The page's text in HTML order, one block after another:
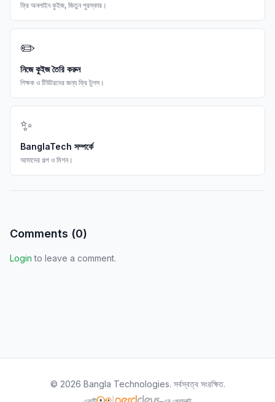
ফ্রি অনলাইন কুইজ, জিতুন পুরস্কার।
✏️
নিজে কুইজ তৈরি করুন
শিক্ষক ও টিউটরদের জন্য ফ্রি টুলস।
✨
BanglaTech সম্পর্কে
আমাদের গল্প ও মিশন।
Comments (0)
Login to leave a comment.
© 2026 Bangla Technologies. সর্বস্বত্ব সংরক্ষিত.